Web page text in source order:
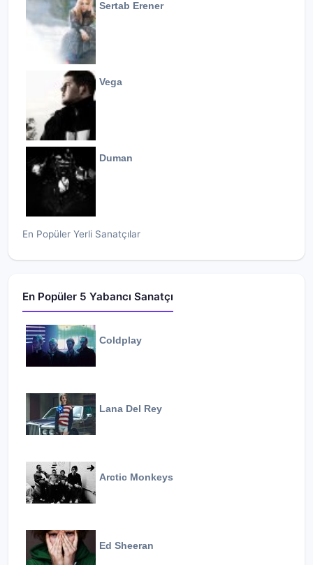
Sertab Erener
Vega
Duman
En Popüler Yerli Sanatçılar
En Popüler 5 Yabancı Sanatçı
Coldplay
Lana Del Rey
Arctic Monkeys
Ed Sheeran